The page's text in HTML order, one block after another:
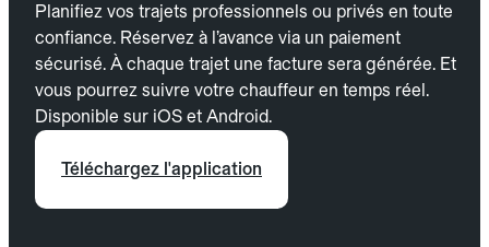
Planifiez vos trajets professionnels ou privés en toute
confiance. Réservez à l’avance via un paiement
sécurisé. À chaque trajet une facture sera générée. Et
vous pourrez suivre votre chauffeur en temps réel.
Disponible sur iOS et Android.
Téléchargez l'application